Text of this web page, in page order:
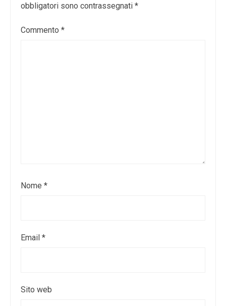
obbligatori sono contrassegnati *
Commento *
Nome *
Email *
Sito web